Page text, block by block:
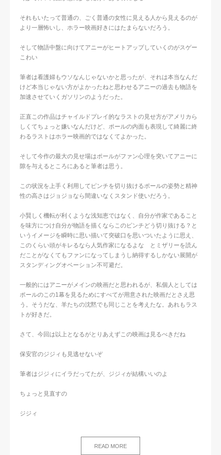
それもいたって普通の、ごく普通の女性に見える人から見えるのが
より一層怖いし、ホラー映画好きにはたまらないだろう。
そして物語中盤に向けてアニーがヒートアップしていくのがスゲー
こわい
筆者は看護婦もウソなんじゃないかと思ったが、それは本当なんだ
けど本当じゃない方がよかったねと思わせるアニーの過去も物語を
加速させていくガソリンのようだった。
正直この作品はチャイルドプレイ的なラストの見せ方がアメリカら
しくてちょっと嫌いなんだけど、ポールの内面も表現して綺麗に終
わるラストはホラー映画的ではなくてよかった。
そして今作の最大の見せ場はポールがファン心理を突いてアニーに
隙を与えるところにあると筆者は思う。
この状況を上手く利用してピンチを切り抜けるポールの姿勢と精神
性の高さはジョジョなら間違いなくスタンド使いだろう。
小賢しく機転が利くような浅知恵ではなく、自分が作家であること
を味方につけ自分が物語を描くならこのピンチどう切り抜ける？と
いうイメージを瞬時に思い描いて突破口を思いついたように思え、
このくらい頭がキレるなら人気作家になるよな とミザリーを読ん
だことがなくてもファンになってしまうし納得するしかない展開が
スタンディングオベーション不可避だ。
一般的にはアニーがメインの映画だと思われるが、私個人としては
ポールのこの1幕を見るためにすべてが用意された映画だとさえ思
う。そうだな、羊たちの沈黙でも同じことを考えたな。あれもラス
トが好きだ。
さて、今回は以上となるがとりあえずこの映画は見るべきだね
保安官のジジィも見逃せないぞ
筆者はジジィにイラだってたが、ジジィが結構いいのよ
ちょっと見直すの
ジジィ
READ MORE